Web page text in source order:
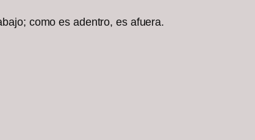
como es adentro, es afuera.